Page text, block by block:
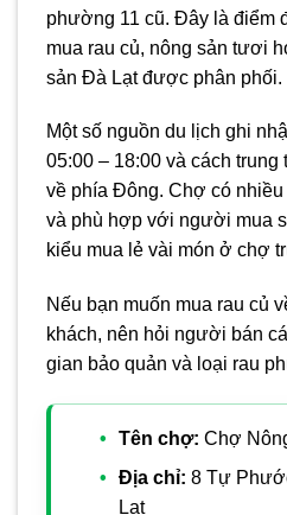
phường 11 cũ. Đây là điểm
mua rau củ, nông sản tươi
sản Đà Lạt được phân phối.
Một số nguồn du lịch ghi
05:00 – 18:00 và cách
về phía Đông. Chợ có nhiều
và phù hợp với người mua
kiểu mua lẻ vài món ở chợ
Nếu bạn muốn mua rau củ
khách, nên hỏi người bán
gian bảo quản và loại rau
Tên chợ: Chợ
Địa chỉ: 8 Tự
Lạt